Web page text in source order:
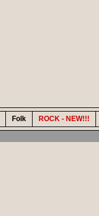
Folk ROCK - NEW!!!